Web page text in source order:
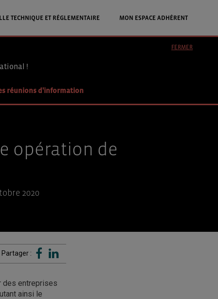
TECHNIQUE ET RÉGLEMENTAIRE MON ESPACE ADHÉRENT
!
réunions d'information
FERMER
opération de
2020
Partager :
des entreprises
ainsi le